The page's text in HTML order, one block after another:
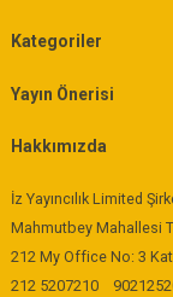
Kategoriler
Yayın Önerisi
Hakkımızda
İz Yayıncılık Limited
Mahmutbey Mahallesi
212 My Office No: 3
212 5207210